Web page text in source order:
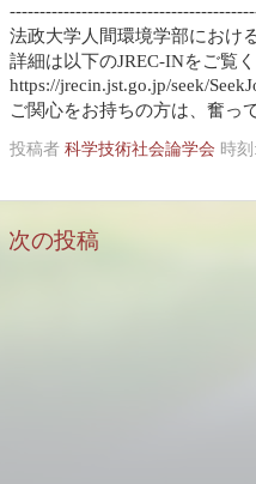
法政大学人間環境学部におけ
詳細は以下のJREC-INをご覧
https://jrecin.jst.go.jp/seek/
ご関心をお持ちの方は、奮っ
投稿者 科学技術社会論学会 時刻:
次の投稿